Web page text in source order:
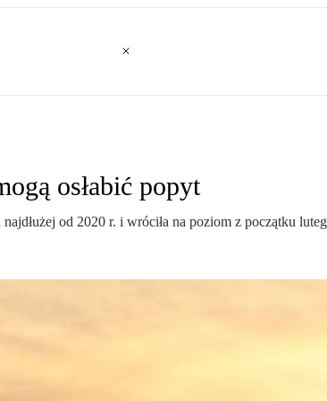
osłabić popyt
od 2020 r. i wróciła na poziom z początku